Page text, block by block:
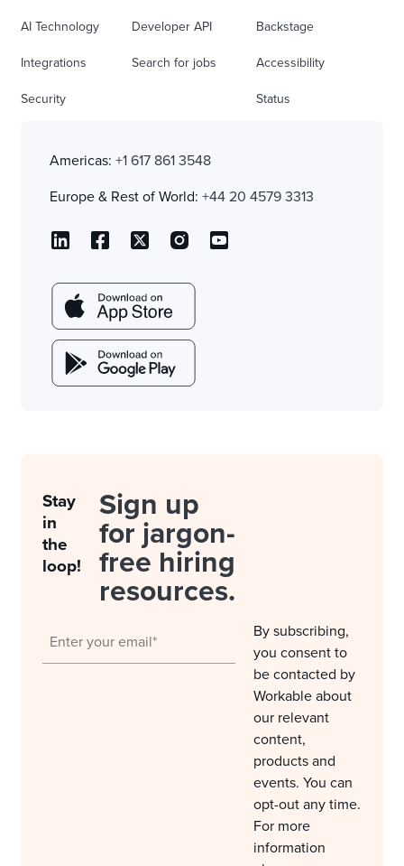
AI Technology
Integrations
Security
Developer API
Search for jobs
Backstage
Accessibility
Status
Americas: +1 617 861 3548
Europe & Rest of World: +44 20 4579 3313
Stay
in
the
loop!
Sign up
for jargon-
free hiring
resources.
By subscribing,
you consent to
be contacted by
Workable about
our relevant
content,
products and
events. You can
opt-out any time.
For more
information